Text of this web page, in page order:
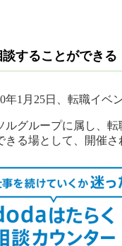
することができる
1月25日、転職イベ
ルグループに属し、
る場として、開催さ